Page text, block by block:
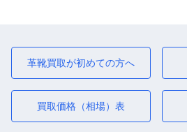
革靴買取が初めての方へ
買取価格（相場）表